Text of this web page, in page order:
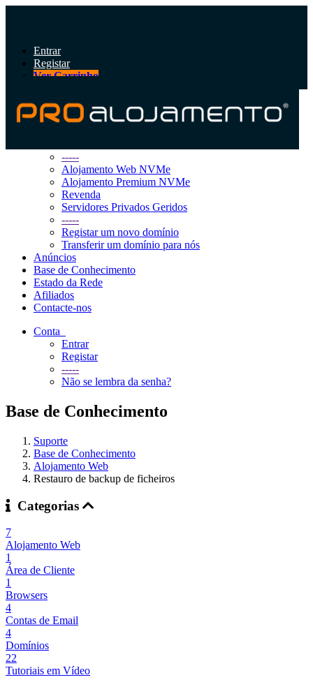
Entrar
Registar
Ver Carrinho
Alternar
navegação
Área do Cliente
-----
Alojamento Web NVMe
Alojamento Premium NVMe
Revenda
Servidores Privados Geridos
-----
Registar um novo domínio
Transferir um domínio para nós
Anúncios
Base de Conhecimento
Estado da Rede
Afiliados
Contacte-nos
Conta
Entrar
Registar
-----
Não se lembra da senha?
Base de Conhecimento
Suporte
Base de Conhecimento
Alojamento Web
Restauro de backup de ficheiros
Categorias
7
Alojamento Web
1
Área de Cliente
1
Browsers
4
Contas de Email
4
Domínios
22
Tutoriais em Vídeo